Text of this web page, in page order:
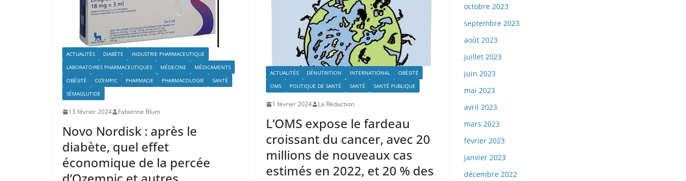
ACTUALITÉS DIABÈTE
INDUSTRIE PHARMACEUTIQUE
LABORATOIRES PHARMACEUTIQUES
MÉDECINE
MÉDICAMENTS
OBÉSITÉ
OZEMPIC PHARMACIE PHARMACOLOGIE
SANTÉ
SÉMAGLUTIDE
13 février 2024 Fabienne Blum
Novo Nordisk : après le
diabète, quel effet
économique de la percée
ACTUALITÉS DÉNUTRITION INTERNATIONAL
OBÉSITÉ
OMS
POLITIQUE DE SANTÉ SANTÉ SANTÉ PUBLIQUE
1 février 2024 La Rédaction
L’OMS expose le fardeau
croissant du cancer, avec 20
millions de nouveaux cas
estimés en 2022, et 20 % des
octobre 2023
septembre 2023
août 2023
juillet 2023
juin 2023
mai 2023
avril 2023
mars 2023
février 2023
janvier 2023
décembre 2022